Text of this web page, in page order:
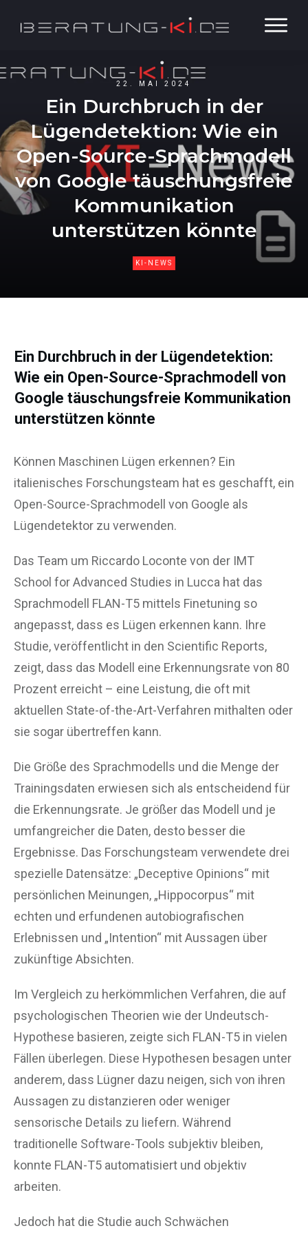
22. MAI 2024
Ein Durchbruch in der
Lügendetektion: Wie ein
Open-Source-Sprachmodell
von Google täuschungsfreie
Kommunikation
unterstützen könnte
KI-NEWS
Ein Durchbruch in der Lügendetektion:
Wie ein Open-Source-Sprachmodell von
Google täuschungsfreie Kommunikation
unterstützen könnte
Können Maschinen Lügen erkennen? Ein
italienisches Forschungsteam hat es geschafft, ein
Open-Source-Sprachmodell von Google als
Lügendetektor zu verwenden.
Das Team um Riccardo Loconte von der IMT
School for Advanced Studies in Lucca hat das
Sprachmodell FLAN-T5 mittels Finetuning so
angepasst, dass es Lügen erkennen kann. Ihre
Studie, veröffentlicht in den Scientific Reports,
zeigt, dass das Modell eine Erkennungsrate von 80
Prozent erreicht – eine Leistung, die oft mit
aktuellen State-of-the-Art-Verfahren mithalten oder
sie sogar übertreffen kann.
Die Größe des Sprachmodells und die Menge der
Trainingsdaten erwiesen sich als entscheidend für
die Erkennungsrate. Je größer das Modell und je
umfangreicher die Daten, desto besser die
Ergebnisse. Das Forschungsteam verwendete drei
spezielle Datensätze: „Deceptive Opinions“ mit
persönlichen Meinungen, „Hippocorpus“ mit
echten und erfundenen autobiografischen
Erlebnissen und „Intention“ mit Aussagen über
zukünftige Absichten.
Im Vergleich zu herkömmlichen Verfahren, die auf
psychologischen Theorien wie der Undeutsch-
Hypothese basieren, zeigte sich FLAN-T5 in vielen
Fällen überlegen. Diese Hypothesen besagen unter
anderem, dass Lügner dazu neigen, sich von ihren
Aussagen zu distanzieren oder weniger
sensorische Details zu liefern. Während
traditionelle Software-Tools subjektiv bleiben,
konnte FLAN-T5 automatisiert und objektiv
arbeiten.
Jedoch hat die Studie auch Schwächen